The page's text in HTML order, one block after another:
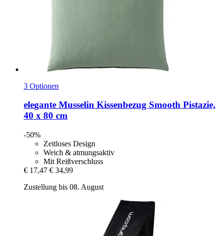
3 Optionen
elegante Musselin Kissenbezug Smooth Pistazie,
40 x 80 cm
-50%
Zeitloses Design
Weich & atmungsaktiv
Mit Reißverschluss
€ 17,47 € 34,99
Zustellung bis 08. August